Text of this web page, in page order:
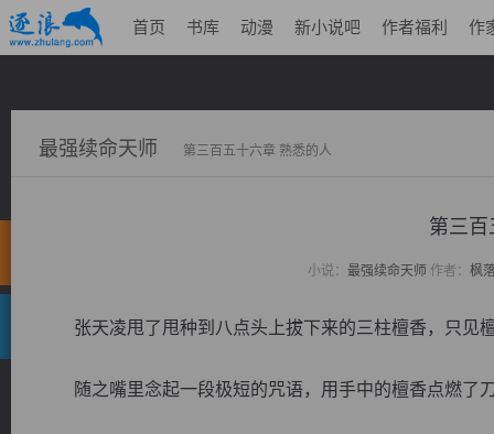
首页 书库 动漫 新小说吧 作者福利 作
最强续命天师 第三百五十六章 熟悉的人
第三百
小说： 最强续命天师 作者： 枫
张天凌甩了甩种到八点头上拔下来的三柱檀香，只见
随之嘴里念起一段极短的咒语，用手中的檀香点燃了